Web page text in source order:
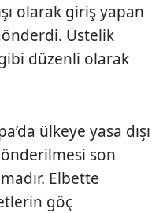
olarak giriş yapan
Üstelik
düzenli olarak
ülkeye yasa dışı
son
Elbette
göç